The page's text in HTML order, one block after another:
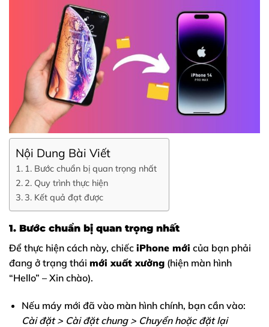
Nội Dung Bài Viết
1. Bước chuẩn bị quan trọng nhất
2. Quy trình thực hiện
3. Kết quả đạt được
1. Bước chuẩn bị quan trọng nhất
Để thực hiện cách này, chiếc iPhone mới của bạn phải
đang ở trạng thái mới xuất xưởng (hiện màn hình
“Hello” – Xin chào).
Nếu máy mới đã vào màn hình chính, bạn cần vào:
Cài đặt > Cài đặt chung > Chuyển hoặc đặt lại